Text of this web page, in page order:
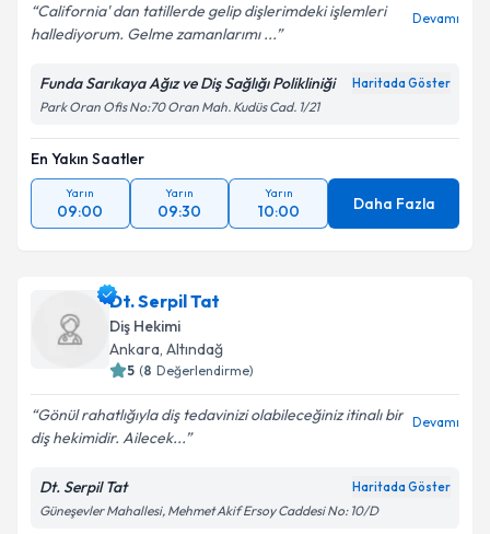
Kişisel verilerimin işlenmesine ilişkin
kapsamda işlenmesini kabul ediyorum.
California' dan tatillerde gelip dişlerimdeki işlemleri
hallediyorum. Gelme zamanlarımı ...
Devamı
Funda Sarıkaya Ağız ve Diş Sağlığı Polikliniği Haritada Göster
Park Oran Ofis No:70 Oran Mah. Kudüs Cad. 1/21
En Yakın Saatler
Yarın
09:00
Yarın
09:30
Yarın
10:00 Daha Fazla
Dt. Serpil Tat
Diş Hekimi
Ankara, Altındağ
5 (8 Değerlendirme)
Gönül rahatlığıyla diş tedavinizi olabileceğiniz itinalı bir
diş hekimidir. Ailecek...
Devamı
Dt. Serpil Tat Haritada Göster
Güneşevler Mahallesi, Mehmet Akif Ersoy Caddesi No: 10/D